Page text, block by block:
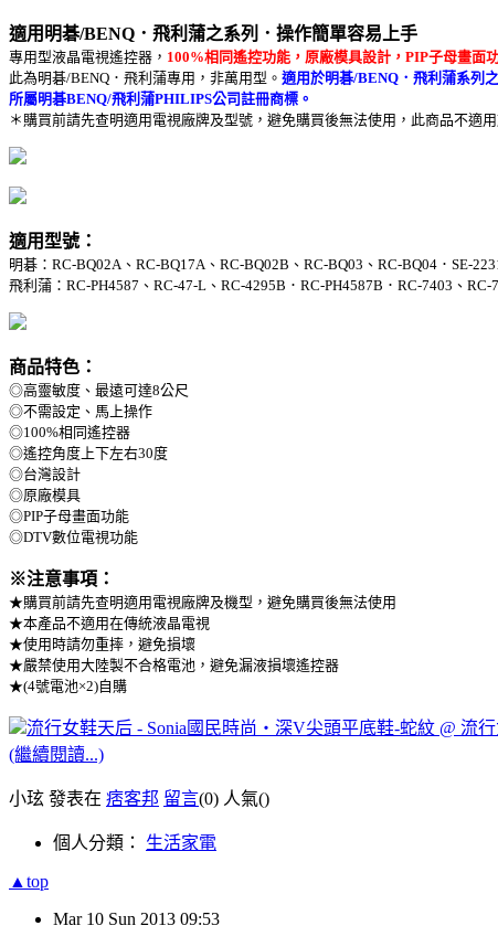
適用明碁/BENQ．飛利蒲之系列．操作簡單容易上手
專用型液晶電視遙控器， 100%相同遙控功能，原廠模具設計，PIP子母畫面
此為明碁/BENQ．飛利蒲專用，非萬用型。 適用於明碁/BENQ．飛利蒲系列
所屬明碁BENQ/飛利蒲PHILIPS公司註冊商標。
＊購買前請先查明適用電視廠牌及型號，避免購買後無法使用，此商品不適
適用型號：
明碁：RC-BQ02A、RC-BQ17A、RC-BQ02B、RC-BQ03、RC-BQ04．SE-
飛利蒲：RC-PH4587、RC-47-L、RC-4295B．RC-PH4587B．RC-7403、RC-
商品特色：
◎高靈敏度、最遠可達8公尺
◎不需設定、馬上操作
◎100%相同遙控器
◎遙控角度上下左右30度
◎台灣設計
◎原廠模具
◎PIP子母畫面功能
◎DTV數位電視功能
※注意事項：
★購買前請先查明適用電視廠牌及機型，避免購買後無法使用
★本產品不適用在傳統液晶電視
★使用時請勿重摔，避免損壞
★嚴禁使用大陸製不合格電池，避免漏液損壞遙控器
★(4號電池×2)自購
流行女鞋天后 - Sonia國民時尚‧深V尖頭平底鞋-蛇紋 @ 流
(繼續閱讀...)
小玹 發表在 痞客邦 留言(0) 人氣()
個人分類： 生活家電
▲top
Mar 10 Sun 2013 09:53